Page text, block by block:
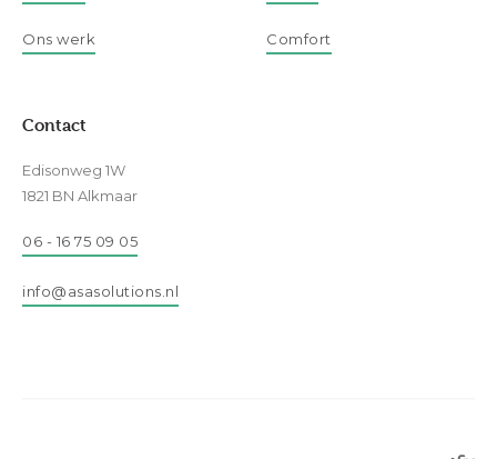
Ons werk Comfort
Contact
Edisonweg 1W
1821 BN Alkmaar
06 - 16 75 09 05
info@asasolutions.nl